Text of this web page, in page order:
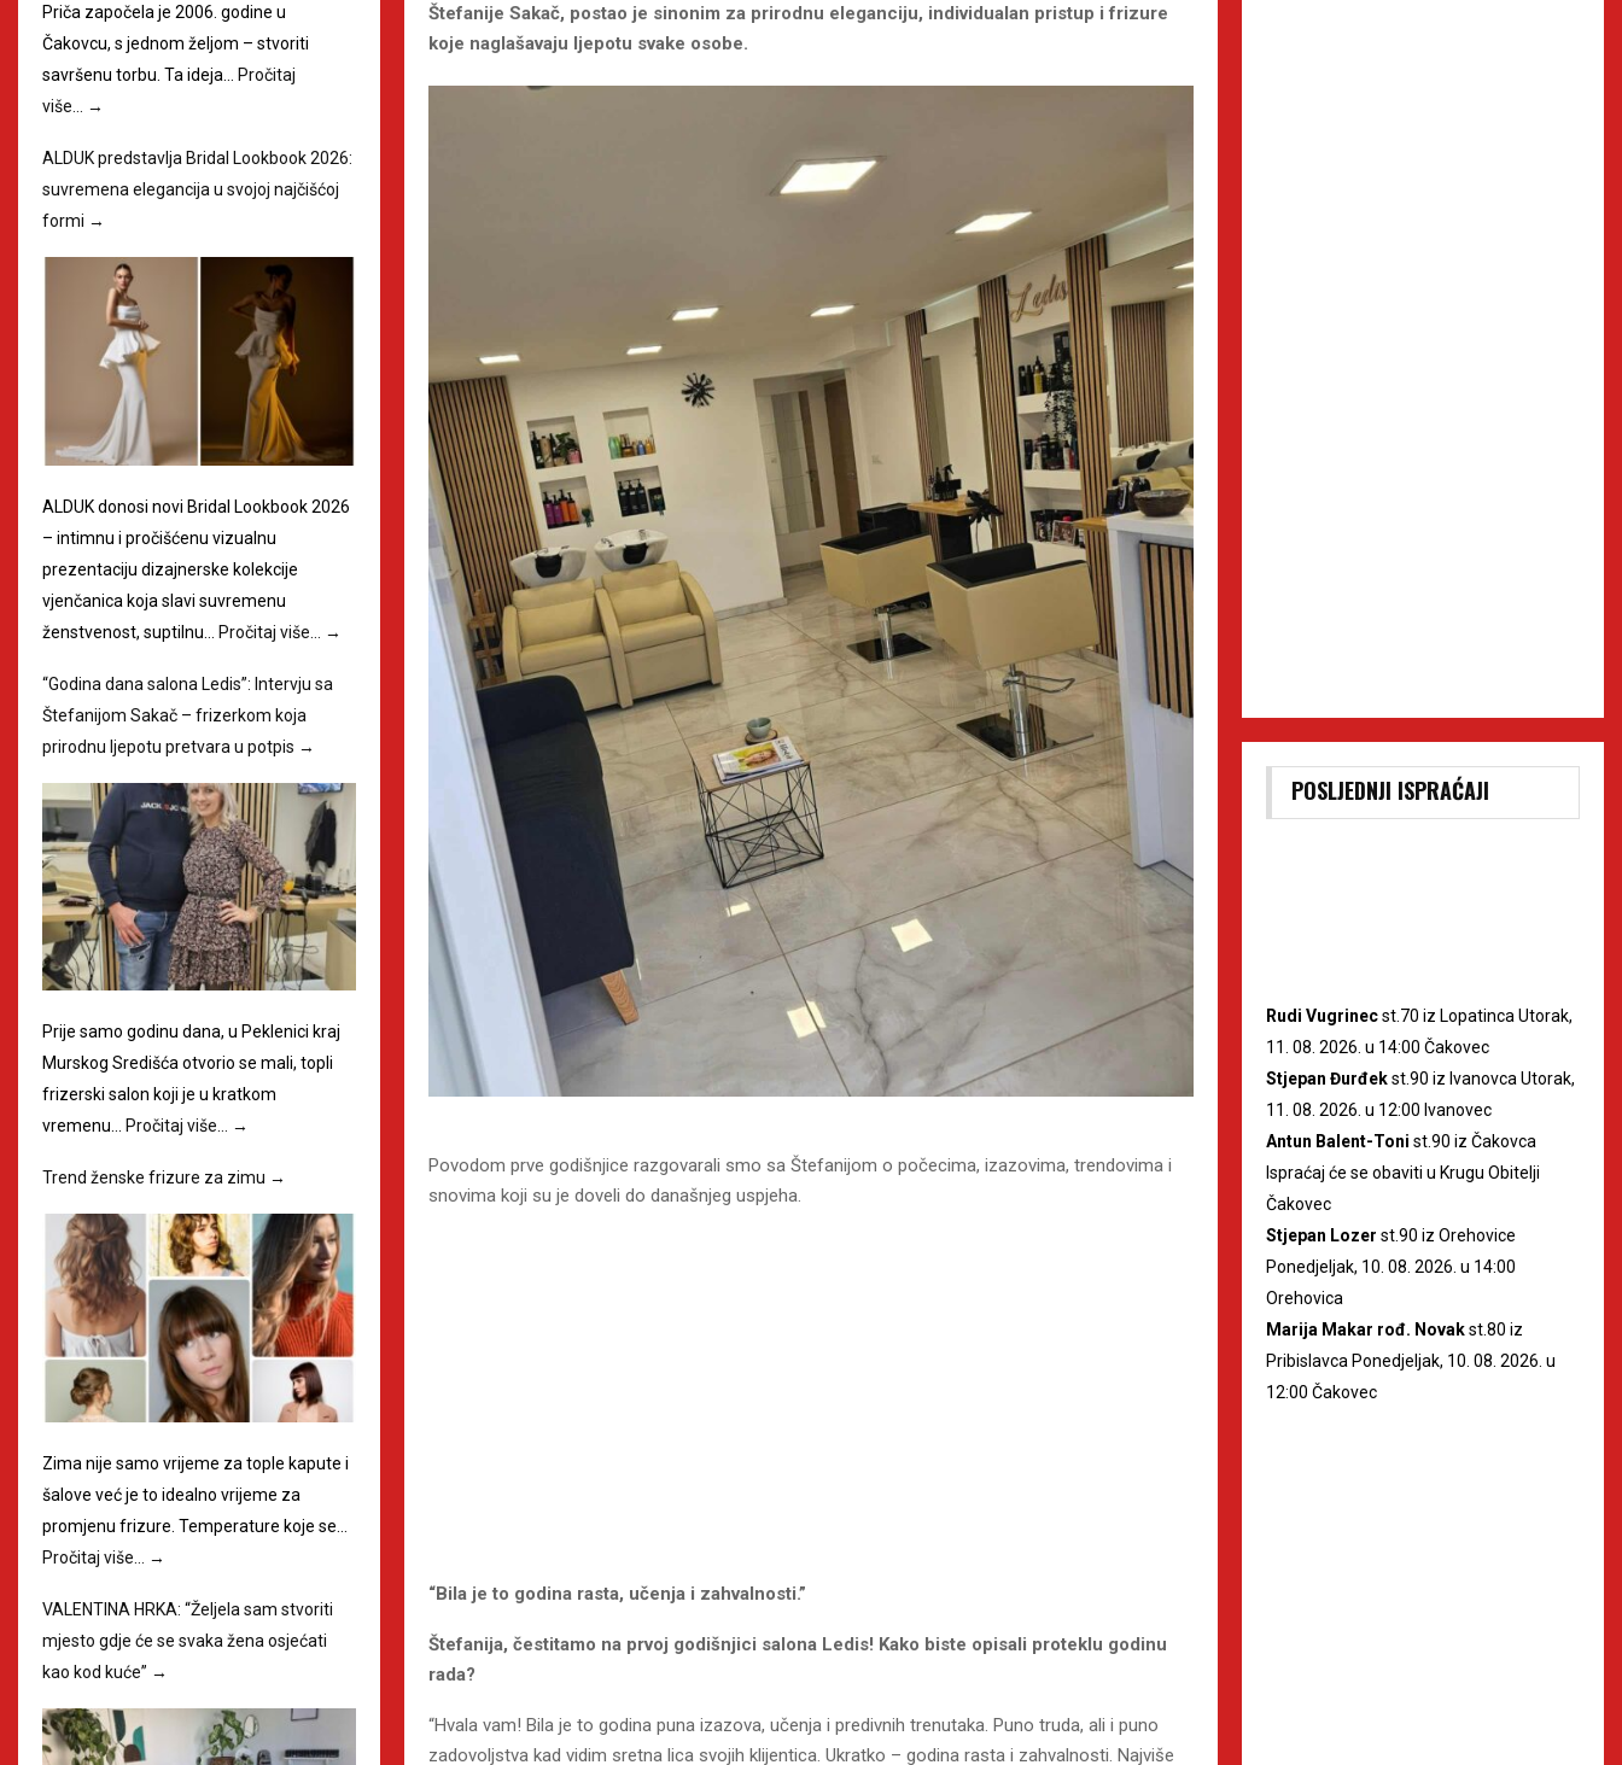
Štefanije Sakač, postao je sinonim za prirodnu eleganciju, individualan pristup i frizure
koje naglašavaju ljepotu svake osobe.
Povodom prve godišnjice razgovarali smo sa Štefanijom o počecima, izazovima, trendovima i
snovima koji su je doveli do današnjeg uspjeha.
“Bila je to godina rasta, učenja i zahvalnosti.”
Štefanija, čestitamo na prvoj godišnjici salona Ledis! Kako biste opisali proteklu godinu
rada?
“Hvala vam! Bila je to godina puna izazova, učenja i predivnih trenutaka. Puno truda, ali i puno
zadovoljstva kad vidim sretna lica svojih klijentica. Ukratko – godina rasta i zahvalnosti. Najviše
Priča započela je 2006. godine u
Čakovcu, s jednom željom – stvoriti
savršenu torbu. Ta ideja…
Pročitaj
više…
→
ALDUK predstavlja Bridal Lookbook 2026:
suvremena elegancija u svojoj najčišćoj
formi →
ALDUK donosi novi Bridal Lookbook 2026
– intimnu i pročišćenu vizualnu
prezentaciju dizajnerske kolekcije
vjenčanica koja slavi suvremenu
ženstvenost, suptilnu… Pročitaj više… →
“Godina dana salona Ledis”: Intervju sa
Štefanijom Sakač – frizerkom koja
prirodnu ljepotu pretvara u potpis →
Prije samo godinu dana, u Peklenici kraj
Murskog Središća otvorio se mali, topli
frizerski salon koji je u kratkom
vremenu… Pročitaj više… →
Trend ženske frizure za zimu →
Zima nije samo vrijeme za tople kapute i
šalove već je to idealno vrijeme za
promjenu frizure. Temperature koje se…
Pročitaj više…
→
VALENTINA HRKA: “Željela sam stvoriti
mjesto gdje će se svaka žena osjećati
kao kod kuće” →
POSLJEDNJI ISPRAĆAJI
Rudi Vugrinecst.70 iz Lopatinca Utorak,
11. 08. 2026. u 14:00 Čakovec
Stjepan Đurđekst.90 iz Ivanovca Utorak,
11. 08. 2026. u 12:00 Ivanovec
Antun Balent-Toni st.90 iz Čakovca
Ispraćaj će se obaviti u Krugu Obitelji
Čakovec
Stjepan Lozer st.90 iz Orehovice
Ponedjeljak, 10. 08. 2026. u 14:00
Orehovica
Marija Makar rođ. Novakst.80 iz
Pribislavca Ponedjeljak, 10. 08. 2026. u
12:00 Čakovec